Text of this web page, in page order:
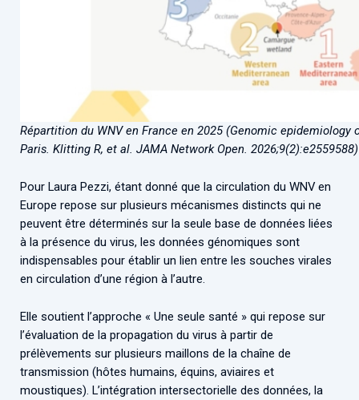
Répartition du WNV en France en 2025 (Genomic epidemiology
Paris. Klitting R, et al. JAMA Network Open. 2026;9(2):e2559588)
Pour Laura Pezzi, étant donné que la circulation du WNV en
Europe repose sur plusieurs mécanismes distincts qui ne
peuvent être déterminés sur la seule base de données liées
à la présence du virus, les données génomiques sont
indispensables pour établir un lien entre les souches virales
en circulation d’une région à l’autre.
Elle soutient l’approche « Une seule santé » qui repose sur
l’évaluation de la propagation du virus à partir de
prélèvements sur plusieurs maillons de la chaîne de
transmission (hôtes humains, équins, aviaires et
moustiques). L’intégration intersectorielle des données, la